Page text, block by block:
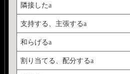
隣接したa
支持する、主張するa
和らげるa
割り当てる、配分するa